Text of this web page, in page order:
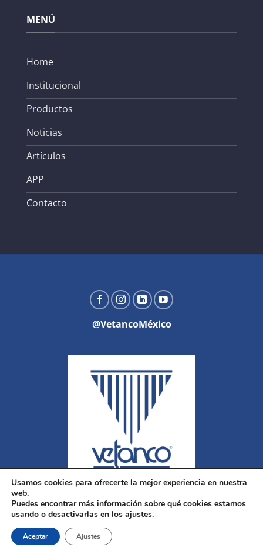
MENÚ
Home
Institucional
Productos
Noticias
Artículos
APP
Contacto
@VetancoMéxico
Copyright 2026 ©
Usamos cookies para ofrecerte la mejor experiencia en nuestra
web.
Puedes encontrar más información sobre qué cookies estamos
usando o desactivarlas en los ajustes.
Aceptar Ajustes